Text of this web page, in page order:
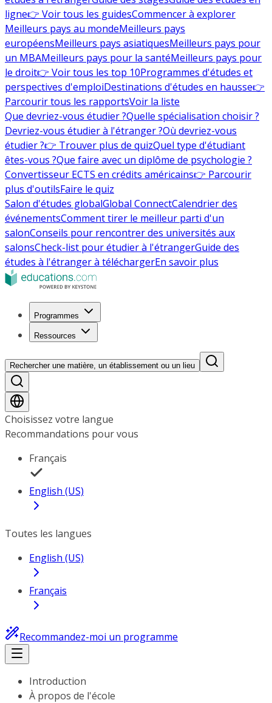
ligne👉 Voir tous les guidesCommencer à explorer
Meilleurs pays au mondeMeilleurs pays
européensMeilleurs pays asiatiquesMeilleurs pays pour
un MBAMeilleurs pays pour la santéMeilleurs pays pour
le droit👉 Voir tous les top 10Programmes d'études et
perspectives d'emploiDestinations d'études en hausse👉
Parcourir tous les rapportsVoir la liste
Que devriez-vous étudier ?Quelle spécialisation choisir ?
Devriez-vous étudier à l'étranger ?Où devriez-vous
étudier ?👉 Trouver plus de quizQuel type d'étudiant
êtes-vous ?Que faire avec un diplôme de psychologie ?
Convertisseur ECTS en crédits américains👉 Parcourir
plus d'outilsFaire le quiz
Salon d'études globalGlobal ConnectCalendrier des
événementsComment tirer le meilleur parti d'un
salonConseils pour rencontrer des universités aux
salonsCheck-list pour étudier à l'étrangerGuide des
études à l'étranger à téléchargerEn savoir plus
Programmes
Ressources
Rechercher une matière, un établissement ou un lieu
Choisissez votre langue
Recommandations pour vous
Français
English (US)
Toutes les langues
English (US)
Français
Recommandez-moi un programme
Introduction
À propos de l'école